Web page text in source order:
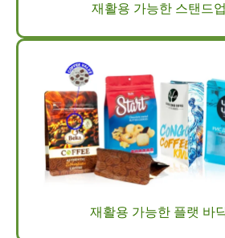
재활용 가능한 스탠드
재활용 가능한 플랫 바